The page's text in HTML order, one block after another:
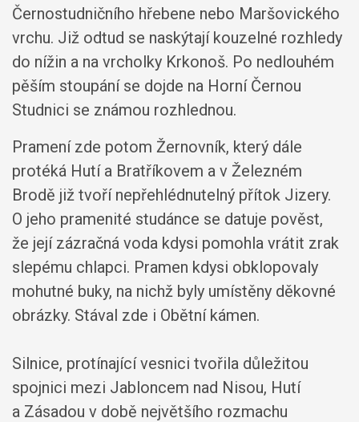
Černostudničního hřebene nebo Maršovického
vrchu. Již odtud se naskýtají kouzelné rozhledy
do nížin a na vrcholky Krkonoš. Po nedlouhém
pěším stoupání se dojde na Horní Černou
Studnici se známou rozhlednou.
Pramení zde potom Žernovník, který dále
protéká Hutí a Bratříkovem a v Železném
Brodě již tvoří nepřehlédnutelný přítok Jizery.
O jeho pramenité studánce se datuje pověst,
že její zázračná voda kdysi pomohla vrátit zrak
slepému chlapci. Pramen kdysi obklopovaly
mohutné buky, na nichž byly umístěny děkovné
obrázky. Stával zde i Obětní kámen.
Silnice, protínající vesnici tvořila důležitou
spojnici mezi Jabloncem nad Nisou, Hutí
a Zásadou v době největšího rozmachu